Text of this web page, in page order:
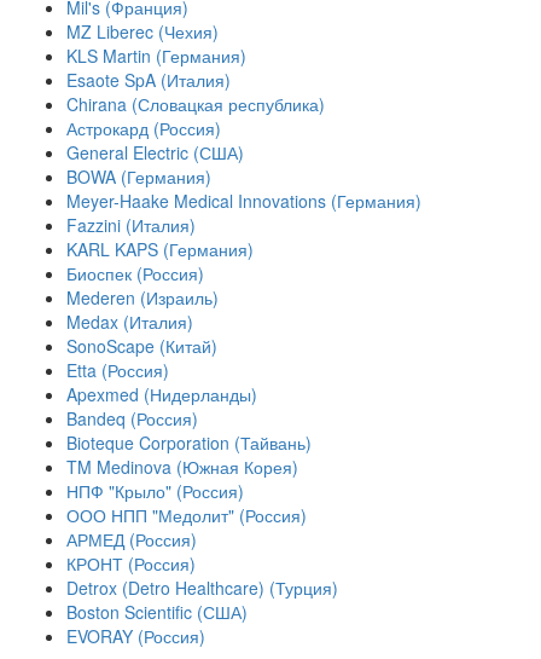
Mil's (Франция)
MZ Liberec (Чехия)
KLS Martin (Германия)
Esaote SpA (Италия)
Chirana (Словацкая республика)
Астрокард (Россия)
General Electric (США)
BOWA (Германия)
Meyer-Haake Medical Innovations (Германия)
Fazzini (Италия)
KARL KAPS (Германия)
Биоспек (Россия)
Mederen (Израиль)
Medax (Италия)
SonoScape (Китай)
Etta (Россия)
Apexmed (Нидерланды)
Bandeq (Россия)
Bioteque Corporation (Тайвань)
TM Medinova (Южная Корея)
НПФ "Крыло" (Россия)
ООО НПП "Медолит" (Россия)
АРМЕД (Россия)
КРОНТ (Россия)
Detrox (Detro Healthcare) (Турция)
Boston Scientific (США)
EVORAY (Россия)